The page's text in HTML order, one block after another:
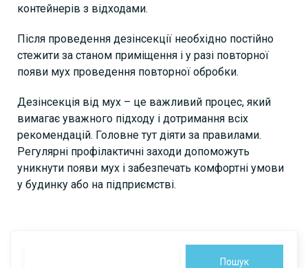
контейнерів з відходами.
Після проведення дезінсекції необхідно постійно
стежити за станом приміщення і у разі повторної
появи мух проведення повторної обробки.
Дезінсекція від мух – це важливий процес, який
вимагає уважного підходу і дотримання всіх
рекомендацій. Головне тут діяти за правилами.
Регулярні профілактичні заходи допоможуть
уникнути появи мух і забезпечать комфортні умови
у будинку або на підприємстві.
Пошук